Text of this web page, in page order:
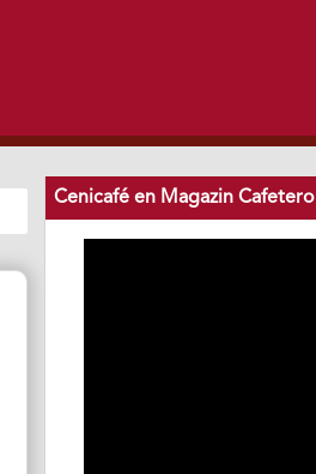
Cenicafé en Magazin Cafetero